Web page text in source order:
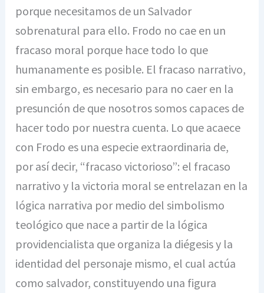
porque necesitamos de un Salvador
sobrenatural para ello. Frodo no cae en un
fracaso moral porque hace todo lo que
humanamente es posible. El fracaso narrativo,
sin embargo, es necesario para no caer en la
presunción de que nosotros somos capaces de
hacer todo por nuestra cuenta. Lo que acaece
con Frodo es una especie extraordinaria de,
por así decir, “fracaso victorioso”: el fracaso
narrativo y la victoria moral se entrelazan en la
lógica narrativa por medio del simbolismo
teológico que nace a partir de la lógica
providencialista que organiza la diégesis y la
identidad del personaje mismo, el cual actúa
como salvador, constituyendo una figura